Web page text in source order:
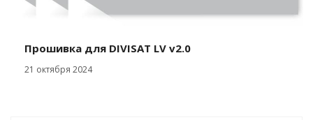
Прошивка для DIVISAT LV v2.0
21 октября 2024